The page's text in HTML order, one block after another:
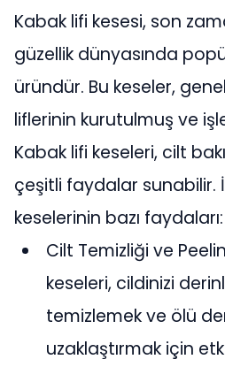
Kabak lifi kesesi, son
güzellik dünyasında
üründür. Bu keseler,
liflerinin kurutulmuş ve
Kabak lifi keseleri, cilt
çeşitli faydalar sunabilir.
keselerinin bazı faydaları:
Cilt Temizliği ve
keseleri, cildinizi
temizlemek ve ölü
uzaklaştırmak için